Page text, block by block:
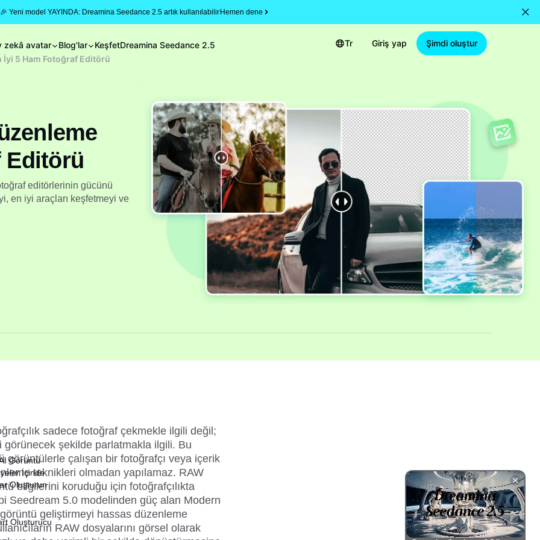
🎉 Yeni model YAYINDA: Dreamina Seedance 2.5 artık kullanılabilirHemen dene
zekâ avatar Blog'lar KeşfetDreamina Seedance 2.5 Tr Giriş yap
Şimdi oluştur
5 Ham Fotoğraf Editörü
Editörü
editörlerinin gücünü
en iyi araçları keşfetmeyi ve
sadece fotoğraf çekmekle ilgili değil;
şekilde parlatmakla ilgili. Bu
görüntülerle çalışan bir fotoğrafçı veya içerik
teknikleri olmadan yapılamaz. RAW
bilgilerini koruduğu için fotoğrafçılıkta
Seedream 5.0 modelinden güç alan Modern
geliştirmeyi hassas düzenleme
RAW dosyalarını görsel olarak
Görüntü
İçinde
Oluşturun
Oluşturucu